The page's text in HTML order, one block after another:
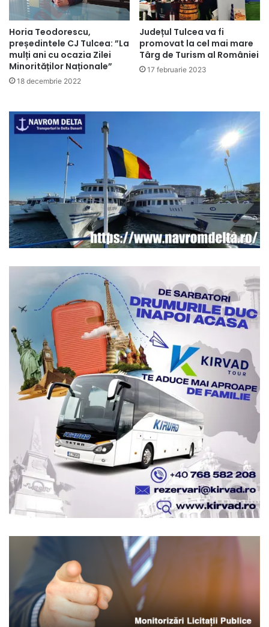
Horia Teodorescu,
președintele CJ Tulcea: ”La
mulți ani cu ocazia Zilei
Minorităților Naționale”
18 decembrie 2022
Județul Tulcea va fi
promovat la cel mai mare
Târg de Turism al României
17 februarie 2023